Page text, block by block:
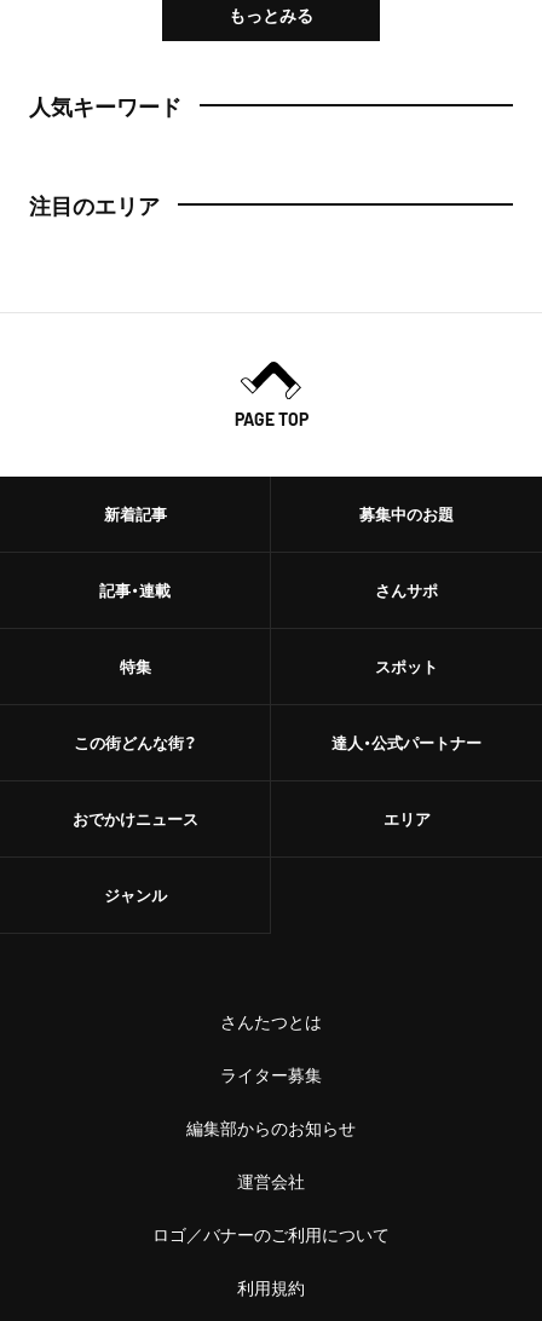
もっとみる
人気キーワード
注目のエリア
PAGE TOP
新着記事
記事・連載
特集
この街どんな街？
おでかけニュース
募集中のお題
さんサポ
スポット
達人・公式パートナー
エリア
ジャンル
さんたつとは
ライター募集
編集部からのお知らせ
運営会社
ロゴ／バナーのご利用について
利用規約